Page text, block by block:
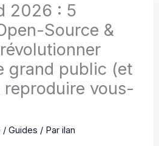
2026 : 5
Source &
grand public (et
vous-
/Guides / Parilan